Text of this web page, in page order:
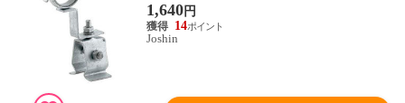
1,640円
14
Joshin